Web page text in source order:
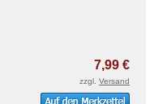
7,99 €
zzgl. Versand